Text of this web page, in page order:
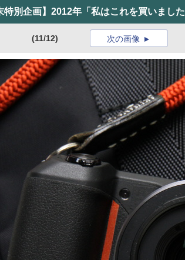
特別企画】2012年「私はこれを買いました!
(11/12) 次の画像